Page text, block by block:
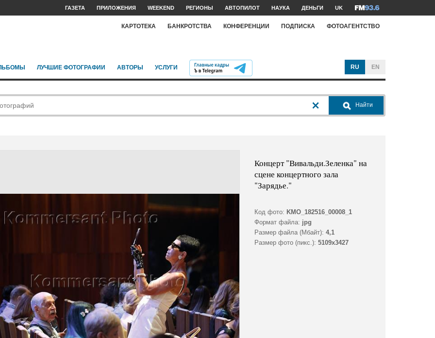
ГАЗЕТА ПРИЛОЖЕНИЯ WEEKEND РЕГИОНЫ АВТОПИЛОТ НАУКА ДЕНЬГИ UK
КАРТОТЕКА БАНКРОТСТВА КОНФЕРЕНЦИИ ПОДПИСКА ФОТОАГЕНТСТВО
ЛУЧШИЕ ФОТОГРАФИИ АВТОРЫ УСЛУГИ RU EN
Найти
Концерт "Вивальди.Зеленка" на
сцене концертного зала
"Зарядье."
Код фото: KMO_182516_00008_1
Формат файла: jpg
Размер файла (Мбайт): 4,1
Размер фото (пикс.): 5109x3427